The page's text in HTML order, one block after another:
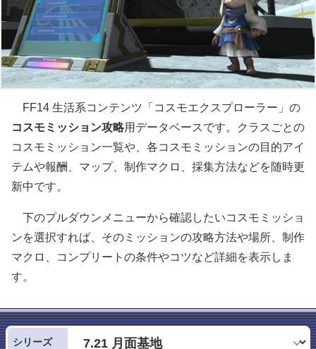
FF14 生活系コンテンツ「コスモエクスプローラー」の
コスモミッション攻略用データベースです。クラスごとの
コスモミッション一覧や、各コスモミッションの目的アイ
テムや報酬、マップ、制作マクロ、採集方法などを随時更
新中です。
下のプルダウンメニューから確認したいコスモミッショ
ンを選択すれば、そのミッションの攻略方法や場所、制作
マクロ、コンプリートの条件やコツなど詳細を表示しま
す。
シリーズ